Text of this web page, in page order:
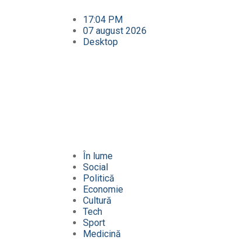
17:04 PM
07 august 2026
Desktop
În lume
Social
Politică
Economie
Cultură
Tech
Sport
Medicină